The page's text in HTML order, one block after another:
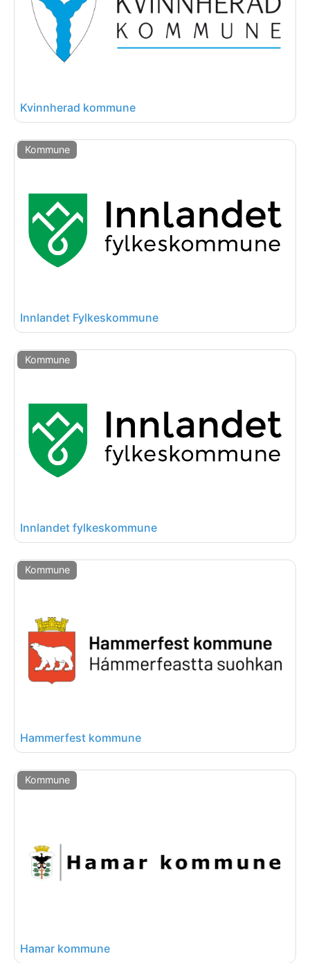
Kvinnherad kommune
Kommune
Innlandet Fylkeskommune
Kommune
Innlandet fylkeskommune
Kommune
Hammerfest kommune
Kommune
Hamar kommune